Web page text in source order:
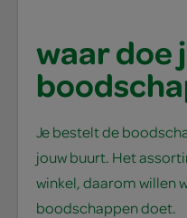
waar doe
Je bestelt de
jouw buurt. Het
winkel, daarom willen
boodschappen doet.